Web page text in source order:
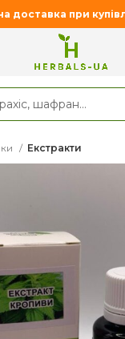
Екстракти
доставка при